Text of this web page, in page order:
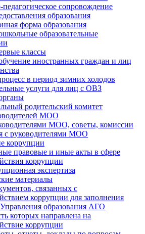
сопровождение
образования
форма образования
образовательные
классы
иностранных граждан и лиц
в период зимних холодов
услуги для лиц с ОВЗ
родительский комитет
МОО
МОО, советы, комиссии
с руководителями МОО
коррупции
правовые и иные акты в сфере
коррупции
экспертиза
материалы
связанных с
коррупции для заполнения
образования АГО
которых направлена на
коррупции